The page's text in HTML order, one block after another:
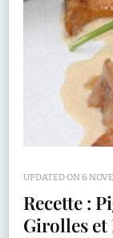
UPDATED ON6
Recette :
Girolles